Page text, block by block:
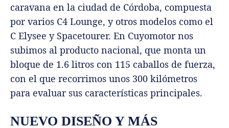
caravana en la ciudad de Córdoba, compuesta
por varios C4 Lounge, y otros modelos como el
C Elysee y Spacetourer. En Cuyomotor nos
subimos al producto nacional, que monta un
bloque de 1.6 litros con 115 caballos de fuerza,
con el que recorrimos unos 300 kilómetros
para evaluar sus características principales.
NUEVO DISEÑO Y MÁS